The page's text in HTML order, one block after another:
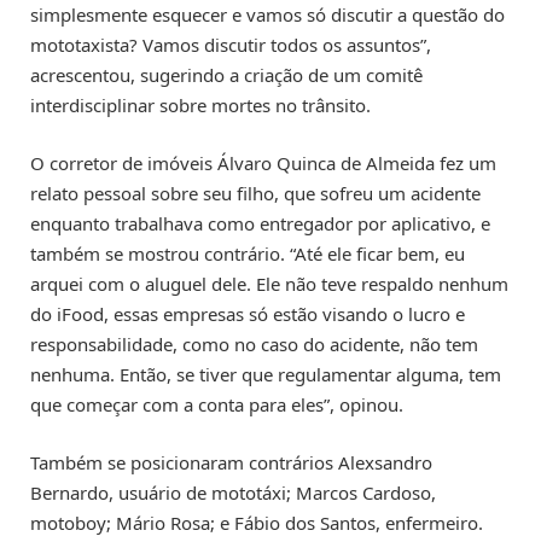
simplesmente esquecer e vamos só discutir a questão do
mototaxista? Vamos discutir todos os assuntos”,
acrescentou, sugerindo a criação de um comitê
interdisciplinar sobre mortes no trânsito.
O corretor de imóveis Álvaro Quinca de Almeida fez um
relato pessoal sobre seu filho, que sofreu um acidente
enquanto trabalhava como entregador por aplicativo, e
também se mostrou contrário. “Até ele ficar bem, eu
arquei com o aluguel dele. Ele não teve respaldo nenhum
do iFood, essas empresas só estão visando o lucro e
responsabilidade, como no caso do acidente, não tem
nenhuma. Então, se tiver que regulamentar alguma, tem
que começar com a conta para eles”, opinou.
Também se posicionaram contrários Alexsandro
Bernardo, usuário de mototáxi; Marcos Cardoso,
motoboy; Mário Rosa; e Fábio dos Santos, enfermeiro.